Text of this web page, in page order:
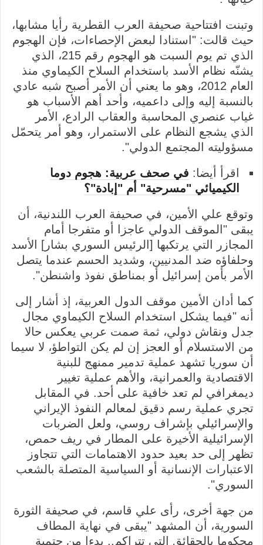
وتبنت افتتاحية صحيفة العرب القطرية رأيا مشابها،
حيث قالت: "استنادا لبعض الإحصاءات، فإن الهجوم
الذي تم يوم السبت هو الهجوم رقم 215، الذي
يشنّه نظام الأسد باستخدام السلاح الكيماوي منذ
العام 2012، وهو ما يعني أن الأمر أصبح شبه عادي
بالنسبة إليه وإلى داعميه، وأحد أهم الأسباب هو
غياب عنصري المحاسبة والعقاب الرادع، الأمر
الذي يشجع النظام على الاستمرار، وهو أمر يتحمّل
مسؤوليته المجتمع الدولي".
اقرأ أيضا: في صحف عربية: هجوم دوما
الكيميائي "مسرحية" أم "إبادة"؟
وتوقع علي الأمين، في صحيفة العرب اللندنية، أن
يبقى "الموقف الدولي عاجزا أو متفرجا أمام
المجازر التي يرتكبها [الرئيس السوري بشار] الأسد
وحلفاؤه ضد المدنيين، وشديد الحسم عندما يتصل
الأمر بأمن إسرائيل أو بمناطق نفوذ واشنطن".
كما أدان الأمين موقف الدول العربية، إذ أشار إلى
أنه "فيما يشكل استخدام السلاح الكيماوي مجال
جدل ونقاش دولي، ثمة صمت عربي يعكس حالا
من الاستسلام أو العجز إن لم يكن التواطؤ، لا سيما
أن سوريا تشهد عملية تدمير ممنهج للبنية
الاقتصادية والعمرانية، والأهم عملية تغيير
ديمغرافي لم تعد خافية على أحد. في المقابل
تجري عملية رسم دقيق لمعالم النفوذ الإيراني
والإسرائيلي بإشراف روسي، ولعل الضربات
الإسرائيلية الأخيرة على المطار في ريف حمص،
تظهر إلى حد بعيد حدود الاهتمامات التي تتجاوز
الاعتبارات الإنسانية أو السياسية المتصلة بالشعب
السوري".
من جهة أخرى، رأى علي قاسم، في صحيفة الثورة
السورية، أن المشهد "يبقى في نهاية المطاف
محكوما بالحقائق التي تتراكم.. بدءا من حتمية